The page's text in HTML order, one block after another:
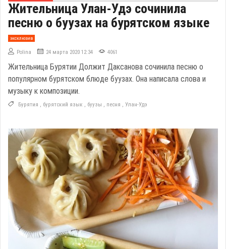
Жительница Улан-Удэ сочинила
песню о буузах на бурятском языке
эксклюзив
Polina 24 марта 2020 12:34 4061
Жительница Бурятии Должит Даксанова сочинила песню о
популярном бурятском блюде буузах. Она написала слова и
музыку к композиции.
Бурятия бурятский язык буузы песня Улан-Удэ